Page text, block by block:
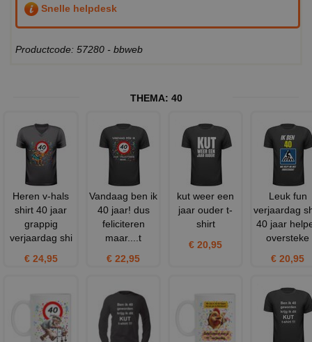
Snelle helpdesk
Productcode: 57280 - bbweb
THEMA: 40
Heren v-hals
shirt 40 jaar
grappig
verjaardag shi
€ 24,95
Vandaag ben ik
40 jaar! dus
feliciteren
maar....t
€ 22,95
kut weer een
jaar ouder t-
shirt
€ 20,95
Leuk fun
verjaardag
40 jaar
oversteke
€ 20,95